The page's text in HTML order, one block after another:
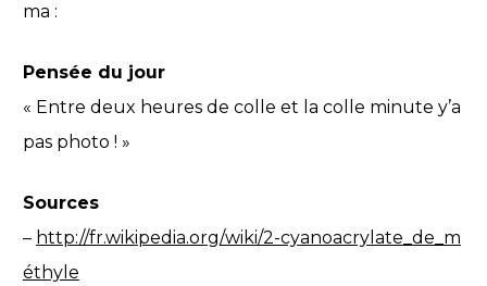
ma :
Pensée du jour
« Entre deux heures de colle et la colle minute y’a
pas photo ! »
Sources
– http://fr.wikipedia.org/wiki/2-cyanoacrylate_de_m
éthyle